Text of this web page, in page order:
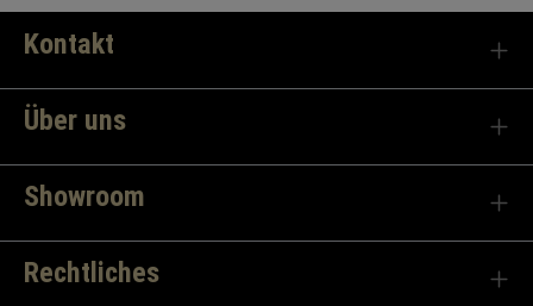
Kontakt
Über uns
Showroom
Rechtliches